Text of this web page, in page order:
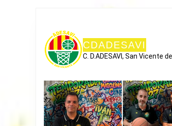
CDADESAVI
C. D.ADESAVI, San Vicente